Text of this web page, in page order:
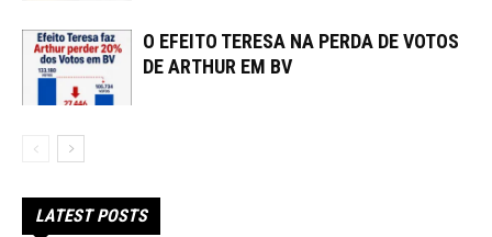
O EFEITO TERESA NA PERDA DE VOTOS
DE ARTHUR EM BV
LATEST POSTS